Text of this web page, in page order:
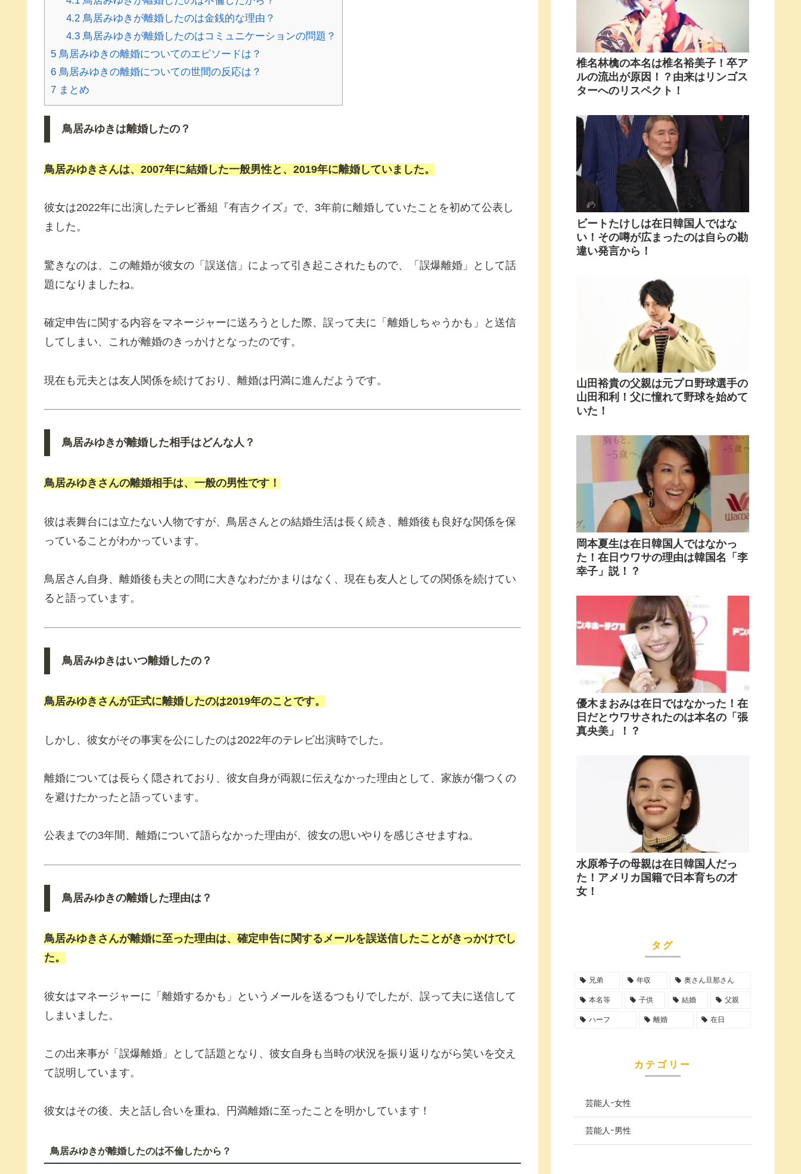
4.2鳥居みゆきが離婚したのは金銭的な理由？
4.3鳥居みゆきが離婚したのはコミュニケーションの問題？
5 鳥居みゆきの離婚についてのエピソードは？
6 鳥居みゆきの離婚についての世間の反応は？
7 まとめ
鳥居みゆきは離婚したの？
鳥居みゆきさんは、2007年に結婚した一般男性と、2019年に離婚していました。
彼女は2022年に出演したテレビ番組『有吉クイズ』で、3年前に離婚していたことを初めて公表し
ました。
驚きなのは、この離婚が彼女の「誤送信」によって引き起こされたもので、「誤爆離婚」として話
題になりましたね。
確定申告に関する内容をマネージャーに送ろうとした際、誤って夫に「離婚しちゃうかも」と送信
してしまい、これが離婚のきっかけとなったのです。
現在も元夫とは友人関係を続けており、離婚は円満に進んだようです。
鳥居みゆきが離婚した相手はどんな人？
鳥居みゆきさんの離婚相手は、一般の男性です！
彼は表舞台には立たない人物ですが、鳥居さんとの結婚生活は長く続き、離婚後も良好な関係を保
っていることがわかっています。
鳥居さん自身、離婚後も夫との間に大きなわだかまりはなく、現在も友人としての関係を続けてい
ると語っています。
鳥居みゆきはいつ離婚したの？
鳥居みゆきさんが正式に離婚したのは2019年のことです。
しかし、彼女がその事実を公にしたのは2022年のテレビ出演時でした。
離婚については長らく隠されており、彼女自身が両親に伝えなかった理由として、家族が傷つくの
を避けたかったと語っています。
公表までの3年間、離婚について語らなかった理由が、彼女の思いやりを感じさせますね。
鳥居みゆきの離婚した理由は？
鳥居みゆきさんが離婚に至った理由は、確定申告に関するメールを誤送信したことがきっかけでし
た。
彼女はマネージャーに「離婚するかも」というメールを送るつもりでしたが、誤って夫に送信して
しまいました。
この出来事が「誤爆離婚」として話題となり、彼女自身も当時の状況を振り返りながら笑いを交え
て説明しています。
彼女はその後、夫と話し合いを重ね、円満離婚に至ったことを明かしています！
鳥居みゆきが離婚したのは不倫したから？
椎名林檎の本名は椎名裕美子！卒ア
ルの流出が原因！？由来はリンゴス
ターへのリスペクト！
ビートたけしは在日韓国人ではな
い！その噂が広まったのは自らの勘
違い発言から！
山田裕貴の父親は元プロ野球選手の
山田和利！父に憧れて野球を始めて
いた！
岡本夏生は在日韓国人ではなかっ
た！在日ウワサの理由は韓国名「李
幸子」説！？
優木まおみは在日ではなかった！在
日だとウワサされたのは本名の「張
真央美」！？
水原希子の母親は在日韓国人だっ
た！アメリカ国籍で日本育ちの才
女！
タグ
兄弟 年収 奥さん旦那さん
本名等 子供 結婚 父親
ハーフ 離婚 在日
カテゴリー
芸能人ｰ女性
芸能人ｰ男性